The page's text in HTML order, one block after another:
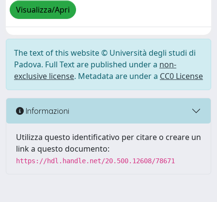
Visualizza/Apri
The text of this website © Università degli studi di
Padova. Full Text are published under a non-
exclusive license. Metadata are under a CC0 License
Informazioni
Utilizza questo identificativo per citare o creare un
link a questo documento:
https://hdl.handle.net/20.500.12608/78671